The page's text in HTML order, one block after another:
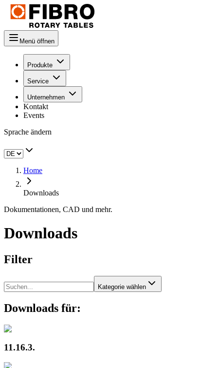
Menü öffnen
Produkte
Service
Unternehmen
Kontakt
Events
Sprache ändern
Home
Downloads
Dokumentationen, CAD und mehr.
Downloads
Filter
Kategorie wählen
Downloads für:
11.16.3.